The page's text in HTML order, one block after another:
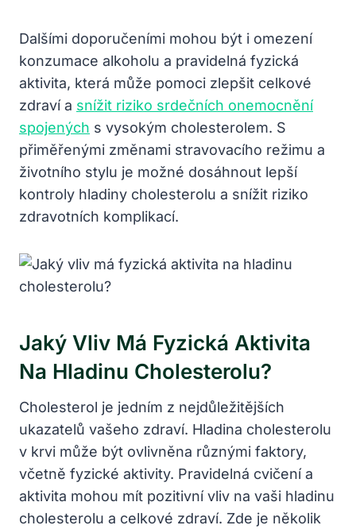
Dalšími doporučeními mohou být i omezení
konzumace alkoholu a pravidelná fyzická
aktivita, která může pomoci zlepšit celkové
zdraví a snížit riziko srdečních onemocnění
spojených s vysokým cholesterolem. S
přiměřenými změnami stravovacího režimu a
životního stylu je možné dosáhnout lepší
kontroly hladiny cholesterolu a snížit riziko
zdravotních komplikací.
Jaký Vliv Má Fyzická Aktivita
Na Hladinu Cholesterolu?
Cholesterol je jedním z nejdůležitějších
ukazatelů vašeho zdraví. Hladina cholesterolu
v krvi může být ovlivněna různými faktory,
včetně fyzické aktivity. Pravidelná cvičení a
aktivita mohou mít pozitivní vliv na vaši hladinu
cholesterolu a celkové zdraví. Zde je několik